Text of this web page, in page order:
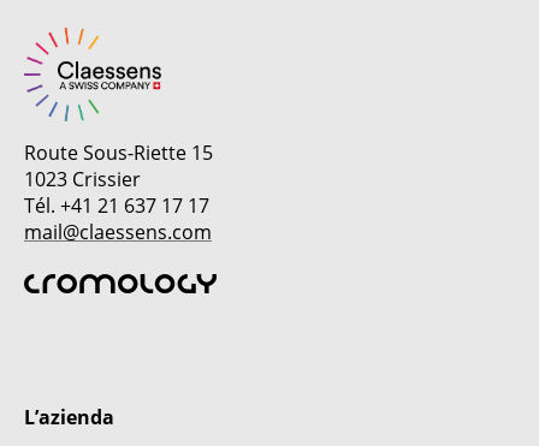
Route Sous-Riette 15
1023 Crissier
Tél. +41 21 637 17 17
mail@claessens.com
L’azienda